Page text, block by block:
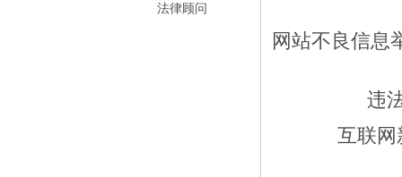
法律顾问
网站不良信息
违
互联网